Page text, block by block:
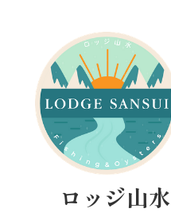
   ロッジ山水